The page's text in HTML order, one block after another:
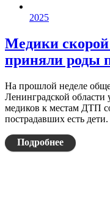
2025
Медики
приняли роды
На прошлой неделе
Ленинградской области
медиков к местам ДТП
пострадавших есть
Подробнее